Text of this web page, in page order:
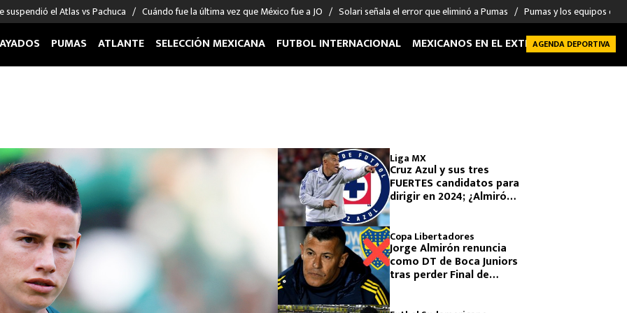
suspendió el Atlas vs Pachuca Cuándo fue la última vez que México fue a JO Solari señala el error que eliminó a Pumas Pumas y los equipos
EN EL EXTRANJERO
Giménez
Sergio Ramos
Giorgos Giakoumakis
André Jardine
Boxeo
Más deportes
PUMAS ATLANTE SELECCIÓN MEXICANA FUTBOL INTERNACIONAL MEXICANOS EN EL EXTRANJERO FUTBOL
AGENDA DEPORTIVA
Liga MX
Cruz Azul y sus tres
FUERTES candidatos para
dirigir en 2024; ¿Almirón
Copa Libertadores
Jorge Almirón renuncia
como DT de Boca Juniors
tras perder Final de